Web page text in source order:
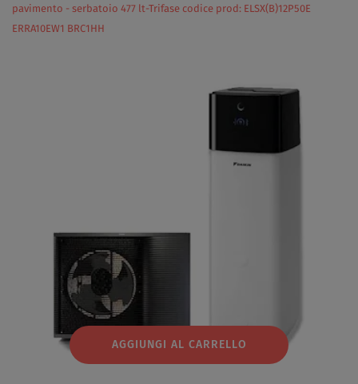
pavimento - serbatoio 477 lt-Trifase codice prod: ELSX(B)12P50E
ERRA10EW1 BRC1HH
AGGIUNGI AL CARRELLO